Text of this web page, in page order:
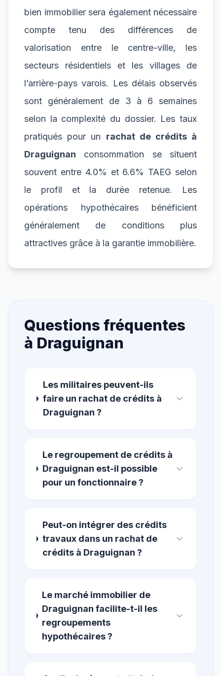
bien immobilier sera également nécessaire
compte tenu des différences de
valorisation entre le centre-ville, les
secteurs résidentiels et les villages de
l’arrière-pays varois. Les délais observés
sont généralement de 3 à 6 semaines
selon la complexité du dossier. Les taux
pratiqués pour un rachat de crédits à
Draguignan consommation se situent
souvent entre 4.0% et 6.6% TAEG selon
le profil et la durée retenue. Les
opérations hypothécaires bénéficient
généralement de conditions plus
attractives grâce à la garantie immobilière.
Questions fréquentes
à Draguignan
Les militaires peuvent-ils
faire un rachat de crédits à
Draguignan ?
Le regroupement de crédits à
Draguignan est-il possible
pour un fonctionnaire ?
Peut-on intégrer des crédits
travaux dans un rachat de
crédits à Draguignan ?
Le marché immobilier de
Draguignan facilite-t-il les
regroupements
hypothécaires ?